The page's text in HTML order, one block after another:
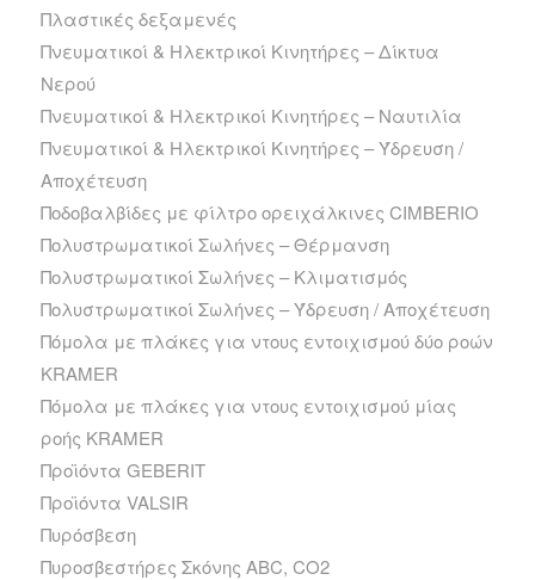
Πλαστικές δεξαμενές
Πνευματικοί & Ηλεκτρικοί Κινητήρες – Δίκτυα
Νερού
Πνευματικοί & Ηλεκτρικοί Κινητήρες – Ναυτιλία
Πνευματικοί & Ηλεκτρικοί Κινητήρες – Ύδρευση /
Αποχέτευση
Ποδοβαλβίδες με φίλτρο ορειχάλκινες CIMBERIO
Πολυστρωματικοί Σωλήνες – Θέρμανση
Πολυστρωματικοί Σωλήνες – Κλιματισμός
Πολυστρωματικοί Σωλήνες – Ύδρευση / Αποχέτευση
Πόμολα με πλάκες για ντους εντοιχισμού δύο ροών
KRAMER
Πόμολα με πλάκες για ντους εντοιχισμού μίας
ροής KRAMER
Προϊόντα GEBERIT
Προϊόντα VALSIR
Πυρόσβεση
Πυροσβεστήρες Σκόνης ABC, CO2